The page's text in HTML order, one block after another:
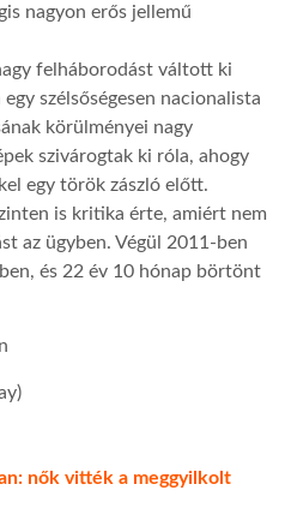
nagyon erős jellemű
felháborodást váltott ki
szélsőségesen nacionalista
körülményei nagy
szivárogtak ki róla, ahogy
egy török zászló előtt.
is kritika érte, amiért nem
az ügyben. Végül 2011-ben
és 22 év 10 hónap börtönt
nők vitték a meggyilkolt